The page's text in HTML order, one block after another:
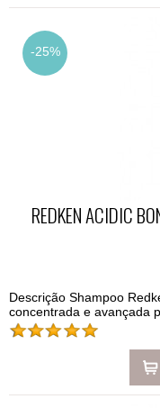
-25%
REDKEN ACIDIC
Descrição Shampoo
concentrada e avançada